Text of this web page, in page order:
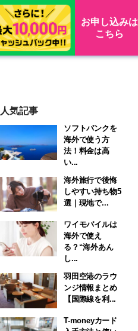
お申し込みは
こちら
人気記事
ソフトバンクを
海外で使う方
法！料金は高
い...
海外旅行で後悔
しやすい持ち物5
選｜現地で...
ワイモバイルは
海外で使え
る？“海外あん
し...
羽田空港のラウ
ンジ情報まとめ
【国際線を利...
T-moneyカード